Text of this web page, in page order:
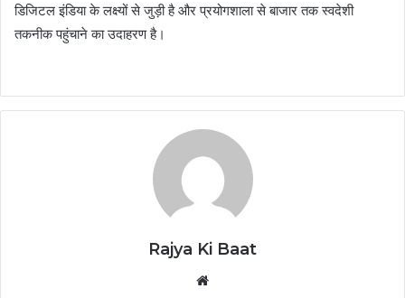
डिजिटल इंडिया के लक्ष्यों से जुड़ी है और प्रयोगशाला से बाजार तक स्वदेशी
तकनीक पहुंचाने का उदाहरण है।
Rajya Ki Baat